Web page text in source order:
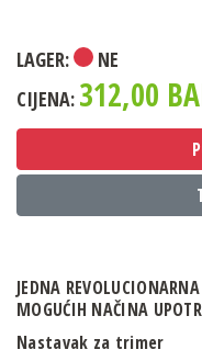
LAGER:
NE
CIJENA: 312,00
JEDNA
MOGUĆIH NAČINA
Nastavak za trimer